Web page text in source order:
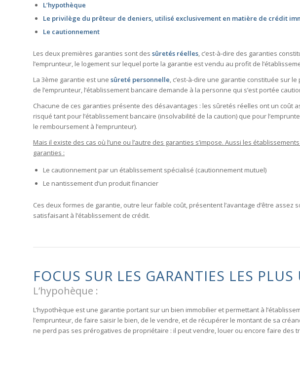
L’hypothèque
Le privilège du prêteur de deniers, utilisé exclusivement en matière de crédit
Le cautionnement
Les deux premières garanties sont des sûretés réelles, c’est-à-dire des garanties
l’emprunteur, le logement sur lequel porte la garantie est vendu au profit de
La 3ème garantie est une sûreté personnelle, c’est-à-dire une garantie constituée sur
de l’emprunteur, l’établissement bancaire demande à la personne qui s’est portée
Chacune de ces garanties présente des désavantages : les sûretés réelles ont un coût
risqué tant pour l’établissement bancaire (insolvabilité de la caution) que pour
le remboursement à l’emprunteur).
Mais il existe des cas où l’une ou l’autre des garanties s’impose. Aussi les
garanties :
Le cautionnement par un établissement spécialisé (cautionnement mutuel)
Le nantissement d’un produit financier
Ces deux formes de garantie, outre leur faible coût, présentent l’avantage d’être
satisfaisant à l’établissement de crédit.
FOCUS SUR LES GARANTIES LES PLUS
L’hypohèque :
L’hypothèque est une garantie portant sur un bien immobilier et permettant à
l’emprunteur, de faire saisir le bien, de le vendre, et de récupérer le montant de sa
ne perd pas ses prérogatives de propriétaire : il peut vendre, louer ou encore faire des